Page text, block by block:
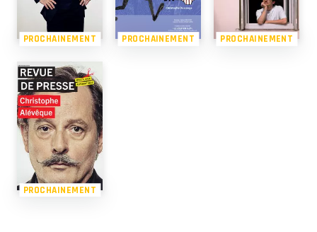
PROCHAINEMENT PROCHAINEMENT PROCHAINEMENT
PROCHAINEMENT